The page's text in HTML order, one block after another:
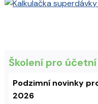
Školení pro účetní
Podzimní novinky
2026